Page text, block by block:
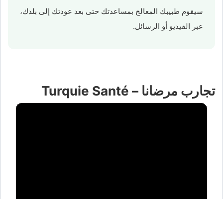
سيقوم طبيبك المعالج بمساعدتك حتى بعد عودتك إلى بلدك،
عبر الفيديو أو الرسائل.
تجارب مرضانا – Turquie Santé